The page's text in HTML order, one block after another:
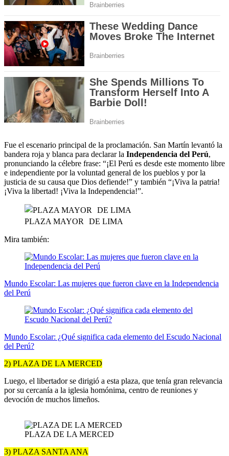
Fue el escenario principal de la proclamación. San Martín levantó la
bandera roja y blanca para declarar la Independencia del Perú,
pronunciando la célebre frase: “¡El Perú es desde este momento libre
e independiente por la voluntad general de los pueblos y por la
justicia de su causa que Dios defiende!” y también “¡Viva la patria!
¡Viva la libertad! ¡Viva la Independencia!”.
PLAZA MAYOR DE LIMA
Mira también:
Mundo Escolar: Las mujeres que fueron clave en la Independencia
del Perú
Mundo Escolar: ¿Qué significa cada elemento del Escudo Nacional
del Perú?
2) PLAZA DE LA MERCED
Luego, el libertador se dirigió a esta plaza, que tenía gran relevancia
por su cercanía a la iglesia homónima, centro de reuniones y
devoción de muchos limeños.
PLAZA DE LA MERCED
3) PLAZA SANTA ANA